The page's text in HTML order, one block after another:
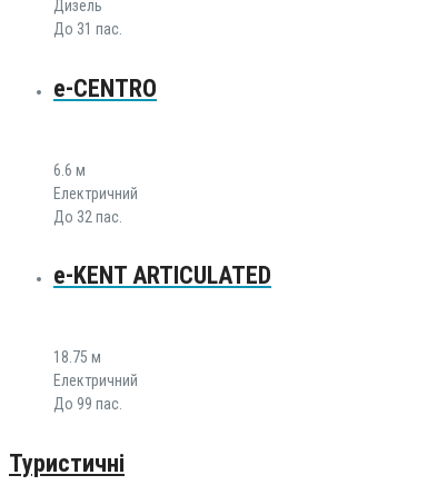
Дизель
До 31 пас.
e-CENTRO
6.6 м
Електричний
До 32 пас.
e-KENT ARTICULATED
18.75 м
Електричний
До 99 пас.
Туристичні